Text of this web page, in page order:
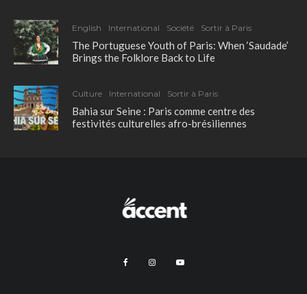
English International Société Sortir à Paris
The Portuguese Youth of Paris: When ‘Saudade’
Brings the Folklore Back to Life
Culture International Sortir à Paris
Bahia sur Seine : Paris comme centre des
festivités culturelles afro-brésiliennes